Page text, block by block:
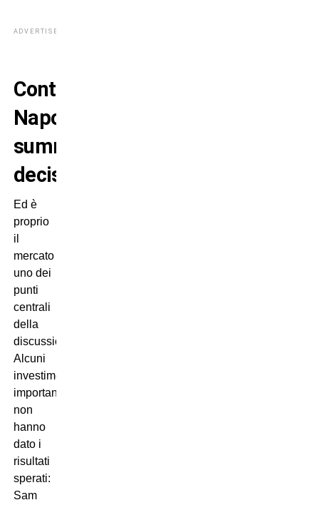
ADVERTISEMENT
Conte-
Napoli,
summit
decisivo
Ed è
proprio
il
mercato
uno dei
punti
centrali
della
discussione.
Alcuni
investimenti
importanti
non
hanno
dato i
risultati
sperati:
Sam